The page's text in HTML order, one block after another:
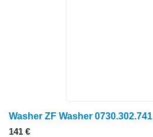
Washer ZF Washer 0730.302.741
141 €